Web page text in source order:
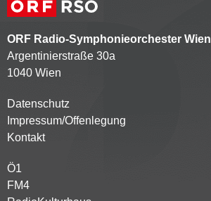
ORF Radio-Symphonieorchester Wien
Argentinierstraße 30a
1040 Wien
Kontaktmenü
Datenschutz
Impressum/Offenlegung
Kontakt
Partnersender
Ö1
FM4